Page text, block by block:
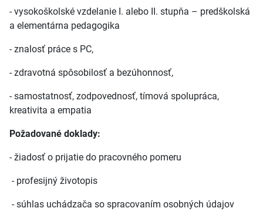
- vysokoškolské vzdelanie I. alebo II. stupňa – predškolská
a elementárna pedagogika
- znalosť práce s PC,
- zdravotná spôsobilosť a bezúhonnosť,
- samostatnosť, zodpovednosť, tímová spolupráca,
kreativita a empatia
Požadované doklady:
- žiadosť o prijatie do pracovného pomeru
- profesijný životopis
- súhlas uchádzača so spracovaním osobných údajov